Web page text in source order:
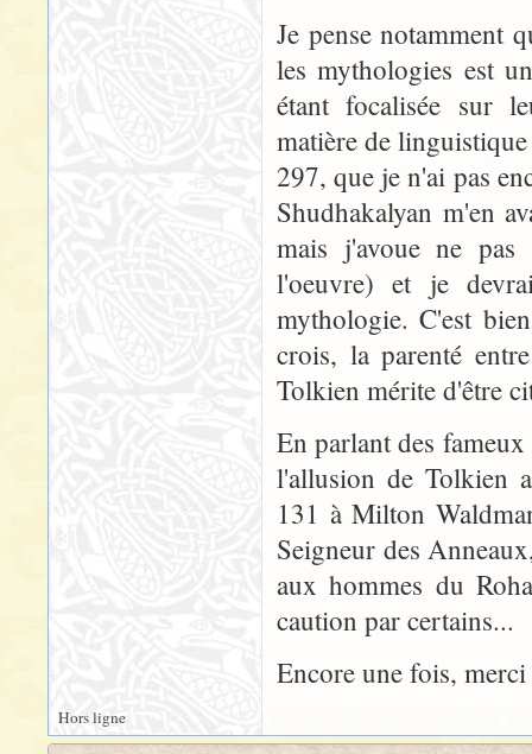
Je pense notamment
les mythologies est
étant focalisée sur
matière de
297, que je n'ai pas
Shudhakalyan m'en
mais j'avoue ne
l'oeuvre) et je
mythologie. C'est
crois, la parenté
Tolkien mérite d'être
En parlant des
l'allusion de Tolkien
131 à Milton
Seigneur des
aux hommes du
caution par certains...
Encore une fois,
Hors ligne